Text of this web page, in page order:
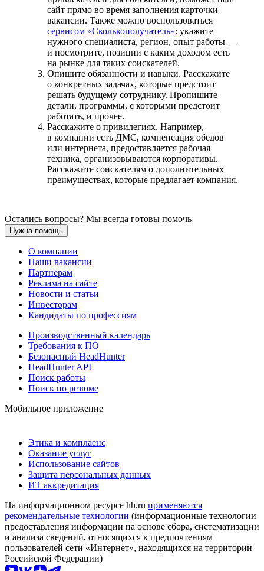
сайт прямо во время заполнения карточки
вакансии. Также можно воспользоваться
сервисом «Сколькополучатель»: укажите
нужного специалиста, регион, опыт работы —
и посмотрите, позиции с каким доходом есть
на рынке для таких соискателей.
Опишите обязанности и навыки. Расскажите
о конкретных задачах, которые предстоит
решать будущему сотруднику. Пропишите
детали, программы, с которыми предстоит
работать, и прочее.
Расскажите о привилегиях. Например,
в компании есть ДМС, компенсация обедов
или интернета, предоставляется рабочая
техника, организовываются корпоративы.
Расскажите соискателям о дополнительных
преимуществах, которые предлагает компания.
Остались вопросы? Мы всегда готовы помочь
Нужна помощь
О компании
Наши вакансии
Партнерам
Реклама на сайте
Новости и статьи
Инвесторам
Кандидаты по профессиям
Производственный календарь
Требования к ПО
Безопасный HeadHunter
HeadHunter API
Поиск работы
Поиск по резюме
Мобильное приложение
Этика и комплаенс
Оказание услуг
Использование сайтов
Защита персональных данных
ИТ аккредитация
На информационном ресурсе hh.ru применяются
рекомендательные технологии (информационные технологии
предоставления информации на основе сбора, систематизации
и анализа сведений, относящихся к предпочтениям
пользователей сети «Интернет», находящихся на территории
Российской Федерации)